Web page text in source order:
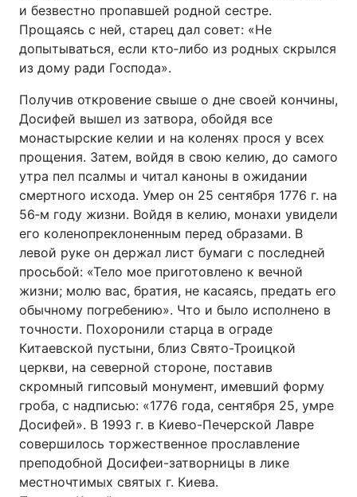
и безвестно пропавшей родной сестре.
Прощаясь с ней, старец дал совет: «Не
допытываться, если кто‑либо из родных скрылся
из дому ради Господа».
Получив откровение свыше о дне своей кончины,
Досифей вышел из затвора, обойдя все
монастырские келии и на коленях прося у всех
прощения. Затем, войдя в свою келию, до самого
утра пел псалмы и читал каноны в ожидании
смертного исхода. Умер он 25 сентября 1776 г. на
56‑м году жизни. Войдя в келию, монахи увидели
его коленопреклоненным перед образами. В
левой руке он держал лист бумаги с последней
просьбой: «Тело мое приготовлено к вечной
жизни; молю вас, братия, не касаясь, предать его
обычному погребению». Что и было исполнено в
точности. Похоронили старца в ограде
Китаевской пустыни, близ Свято-Троицкой
церкви, на северной стороне, поставив
скромный гипсовый монумент, имевший форму
гроба, с надписью: «1776 года, сентября 25, умре
Досифей». В 1993 г. в Киево-Печерской Лавре
совершилось торжественное прославление
преподобной Досифеи-затворницы в лике
местночтимых святых г. Киева.